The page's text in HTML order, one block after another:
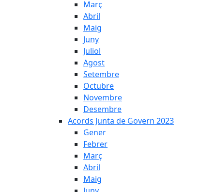
Març
Abril
Maig
Juny
Juliol
Agost
Setembre
Octubre
Novembre
Desembre
Acords Junta de Govern 2023
Gener
Febrer
Març
Abril
Maig